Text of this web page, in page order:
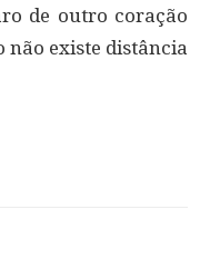
de outro coração
não existe distância